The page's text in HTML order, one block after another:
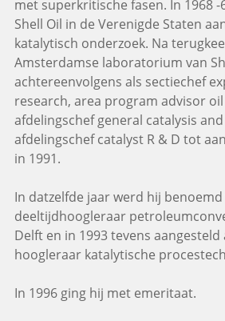
met superkritische fasen. In 1968
Shell Oil in de Verenigde Staten
katalytisch onderzoek. Na
Amsterdamse laboratorium van
achtereenvolgens als sectiechef
research, area program advisor
afdelingschef general catalysis
afdelingschef catalyst R & D tot
in 1991.
In datzelfde jaar werd hij
deeltijdhoogleraar
Delft en in 1993 tevens aangesteld
hoogleraar katalytische
In 1996 ging hij met emeritaat.